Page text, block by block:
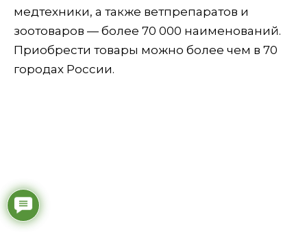
медтехники, а также ветпрепаратов и
зоотоваров — более 70 000 наименований.
Приобрести товары можно более чем в 70
городах России.